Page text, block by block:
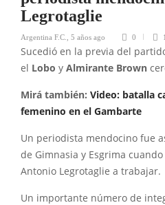
Legrotaglie
Argentina F.C. 5 años ago 0
Sucedió en la previa del
el Lobo y Almirante Brown
Mirá también: Video: batalla
femenino en el Gambarte
Un periodista mendocino fue
de Gimnasia y Esgrima
Antonio Legrotaglie a trabajar.
Un importante número de